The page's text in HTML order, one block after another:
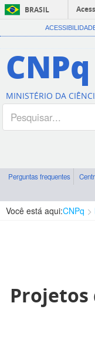
BRASIL
CNPq
MINISTÉRIO DA
Perguntas frequentes
Você está aqui:CNPq
Projetos